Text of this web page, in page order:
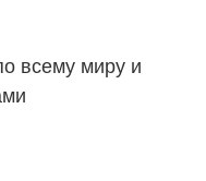
всему миру и